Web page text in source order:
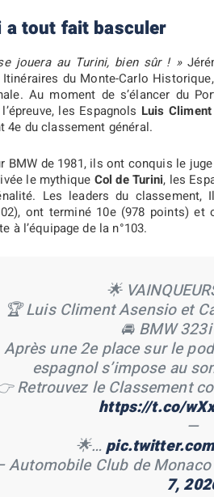
a tout fait basculer
jouera au Turini, bien sûr ! »
Itinéraires du Monte-Carlo
Au moment de s’élancer du
les Espagnols Luis
4e du classement général.
BMW de 1981, ils ont conquis le
le mythique Col de Turini, les
Les leaders du classement,
ont terminé 10e (978 points) et
à l’équipage de la n°103.
🌟
🏆 Luis Climent Asensio et
🚘 BMW
Après une 2e place sur le
espagnol s’impose au
Retrouvez le Classement
https://t.co/
—
🌟…
Automobile Club de
7,